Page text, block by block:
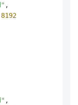
,
8192
,